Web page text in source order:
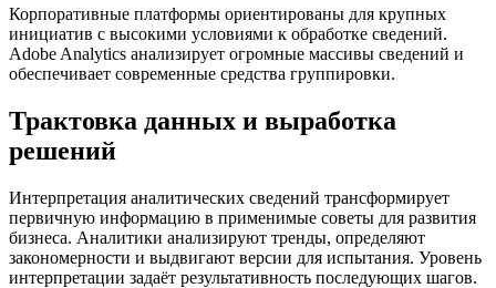
Корпоративные платформы ориентированы для крупных
инициатив с высокими условиями к обработке сведений.
Adobe Analytics анализирует огромные массивы сведений и
обеспечивает современные средства группировки.
Трактовка данных и выработка
решений
Интерпретация аналитических сведений трансформирует
первичную информацию в применимые советы для развития
бизнеса. Аналитики анализируют тренды, определяют
закономерности и выдвигают версии для испытания. Уровень
интерпретации задаёт результативность последующих шагов.